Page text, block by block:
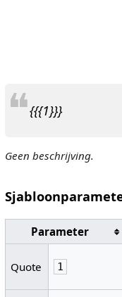
❝{{{1}}}
Geen beschrijving.
Parameter
Quote 1